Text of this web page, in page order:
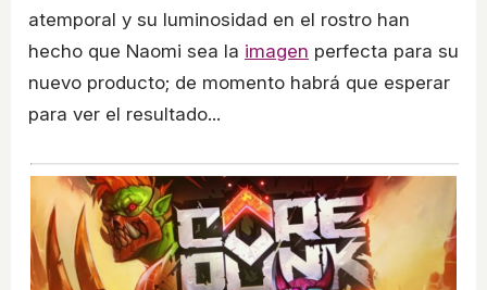
atemporal y su luminosidad en el rostro han
hecho que Naomi sea la imagen perfecta para su
nuevo producto; de momento habrá que esperar
para ver el resultado...